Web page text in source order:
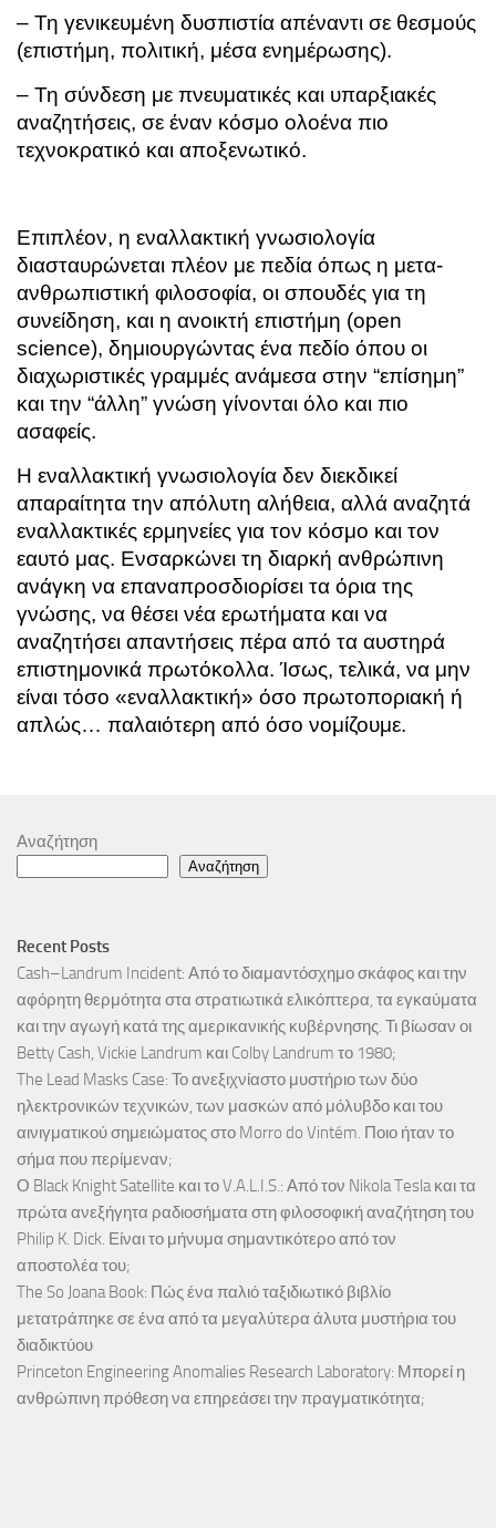
– Τη γενικευμένη δυσπιστία απέναντι σε θεσμούς
(επιστήμη, πολιτική, μέσα ενημέρωσης).
– Τη σύνδεση με πνευματικές και υπαρξιακές
αναζητήσεις, σε έναν κόσμο ολοένα πιο
τεχνοκρατικό και αποξενωτικό.
Επιπλέον, η εναλλακτική γνωσιολογία
διασταυρώνεται πλέον με πεδία όπως η μετα-
ανθρωπιστική φιλοσοφία, οι σπουδές για τη
συνείδηση, και η ανοικτή επιστήμη (open
science), δημιουργώντας ένα πεδίο όπου οι
διαχωριστικές γραμμές ανάμεσα στην “επίσημη”
και την “άλλη” γνώση γίνονται όλο και πιο
ασαφείς.
Η εναλλακτική γνωσιολογία δεν διεκδικεί
απαραίτητα την απόλυτη αλήθεια, αλλά αναζητά
εναλλακτικές ερμηνείες για τον κόσμο και τον
εαυτό μας. Ενσαρκώνει τη διαρκή ανθρώπινη
ανάγκη να επαναπροσδιορίσει τα όρια της
γνώσης, να θέσει νέα ερωτήματα και να
αναζητήσει απαντήσεις πέρα από τα αυστηρά
επιστημονικά πρωτόκολλα. Ίσως, τελικά, να μην
είναι τόσο «εναλλακτική» όσο πρωτοποριακή ή
απλώς… παλαιότερη από όσο νομίζουμε.
Αναζήτηση
Αναζήτηση
Recent Posts
Cash–Landrum Incident: Από το διαμαντόσχημο σκάφος και την
αφόρητη θερμότητα στα στρατιωτικά ελικόπτερα, τα εγκαύματα
και την αγωγή κατά της αμερικανικής κυβέρνησης. Τι βίωσαν οι
Betty Cash, Vickie Landrum και Colby Landrum το 1980;
The Lead Masks Case: Το ανεξιχνίαστο μυστήριο των δύο
ηλεκτρονικών τεχνικών, των μασκών από μόλυβδο και του
αινιγματικού σημειώματος στο Morro do Vintém. Ποιο ήταν το
σήμα που περίμεναν;
Ο Black Knight Satellite και το V.A.L.I.S.: Από τον Nikola Tesla και τα
πρώτα ανεξήγητα ραδιοσήματα στη φιλοσοφική αναζήτηση του
Philip K. Dick. Είναι το μήνυμα σημαντικότερο από τον
αποστολέα του;
The So Joana Book: Πώς ένα παλιό ταξιδιωτικό βιβλίο
μετατράπηκε σε ένα από τα μεγαλύτερα άλυτα μυστήρια του
διαδικτύου
Princeton Engineering Anomalies Research Laboratory: Μπορεί η
ανθρώπινη πρόθεση να επηρεάσει την πραγματικότητα;